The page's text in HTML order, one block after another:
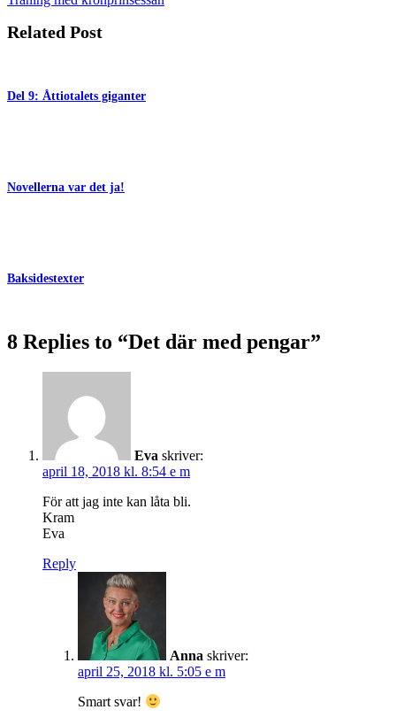
Related Post
Del 9: Åttiotalets giganter
Novellerna var det ja!
Baksidestexter
8 Replies to “Det där med pengar”
Eva skriver:
april 18, 2018 kl. 8:54 e m
För att jag inte kan låta bli.
Kram
Eva
Reply
Anna skriver:
april 25, 2018 kl. 5:05 e m
Smart svar!